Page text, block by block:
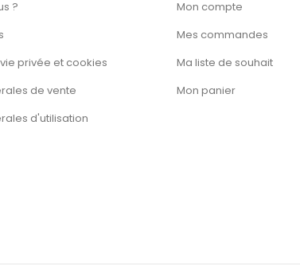
?
privée et cookies
de vente
d'utilisation
Mon compte
Mes commandes
Ma liste de souhait
Mon panier